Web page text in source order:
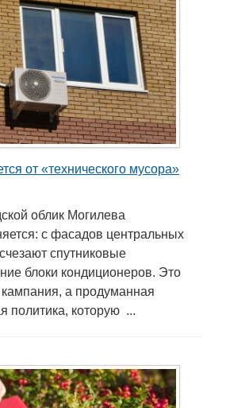
от «технического мусора»
облик Могилева
с фасадов центральных
спутниковые
блоки кондиционеров. Это
кампания, а продуманная
политика, которую ...